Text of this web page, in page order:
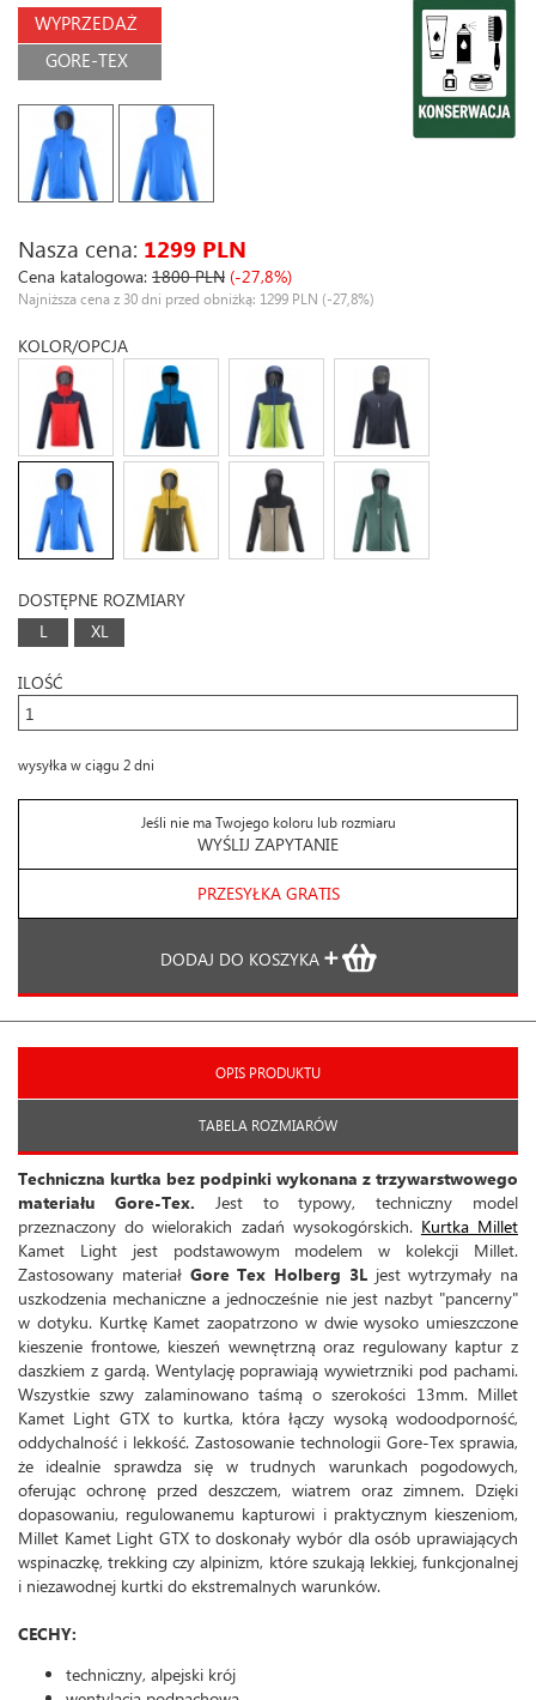
WYPRZEDAŻ
GORE-TEX
Nasza cena: 1299 PLN
Cena katalogowa: 1800 PLN (-27,8%)
Najniższa cena z 30 dni przed obniżką: 1299 PLN (-27,8%)
KOLOR/OPCJA
DOSTĘPNE ROZMIARY
L
XL
ILOŚĆ
wysyłka w ciągu 2 dni
Jeśli nie ma Twojego koloru lub rozmiaru
WYŚLIJ ZAPYTANIE
PRZESYŁKA GRATIS
DODAJ DO KOSZYKA
OPIS PRODUKTU
TABELA ROZMIARÓW
Techniczna kurtka bez podpinki wykonana z trzywarstwowego
materiału Gore-Tex. Jest to typowy, techniczny model
przeznaczony do wielorakich zadań wysokogórskich. Kurtka Millet
Kamet Light jest podstawowym modelem w kolekcji Millet.
Zastosowany materiał Gore Tex Holberg 3Ljest wytrzymały na
uszkodzenia mechaniczne a jednocześnie nie jest nazbyt "pancerny"
w dotyku. Kurtkę Kamet zaopatrzono w dwie wysoko umieszczone
kieszenie frontowe, kieszeń wewnętrzną oraz regulowany kaptur z
daszkiem z gardą. Wentylację poprawiają wywietrzniki pod pachami.
Wszystkie szwy zalaminowano taśmą o szerokości 13mm. Millet
Kamet Light GTX to kurtka, która łączy wysoką wodoodporność,
oddychalność i lekkość. Zastosowanie technologii Gore-Tex sprawia,
że idealnie sprawdza się w trudnych warunkach pogodowych,
oferując ochronę przed deszczem, wiatrem oraz zimnem. Dzięki
dopasowaniu, regulowanemu kapturowi i praktycznym kieszeniom,
Millet Kamet Light GTX to doskonały wybór dla osób uprawiających
wspinaczkę, trekking czy alpinizm, które szukają lekkiej, funkcjonalnej
i niezawodnej kurtki do ekstremalnych warunków.
CECHY:
techniczny, alpejski krój